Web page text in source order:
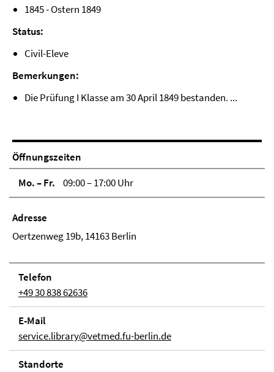
1845 - Ostern 1849
Status:
Civil-Eleve
Bemerkungen:
Die Prüfung I Klasse am 30 April 1849 bestanden. ...
Öffnungszeiten
Mo. – Fr.
09:00 – 17:00 Uhr
Adresse
Oertzenweg 19b, 14163 Berlin
Telefon
+49 30 838 62636
E-Mail
service.library@vetmed.fu-berlin.de
Stand­orte